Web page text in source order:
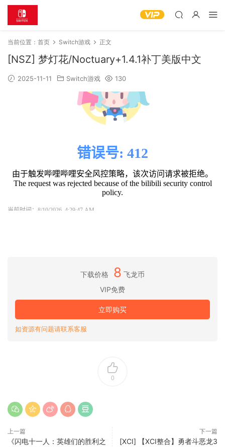
当前位置： 首页 Switch游戏 正文
[NSZ] 梦灯花/Noctuary+1.4.1补丁美版中文
2025-11-11 Switch游戏 130
下载价格 8 飞龙币
VIP免费
立即购买
如资源有问题请联系客服
0
上一篇
《闪电十一人：英雄们的胜利之
下一篇
[XCI] 【XCI整合】勇者斗恶龙3